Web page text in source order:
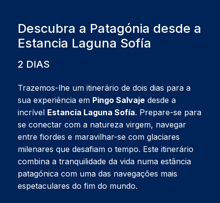
Descubra a Patagónia desde a
Estancia Laguna Sofía
2 DIAS
Trazemos-lhe um itinerário de dois dias para a
sua experiência em Pingo Salvaje desde a
incrível Estancia Laguna Sofía. Prepare-se para
se conectar com a natureza virgem, navegar
entre fiordes e maravilhar-se com glaciares
milenares que desafiam o tempo. Este itinerário
combina a tranquilidade da vida numa estância
patagónica com uma das navegações mais
espetaculares do fim do mundo.